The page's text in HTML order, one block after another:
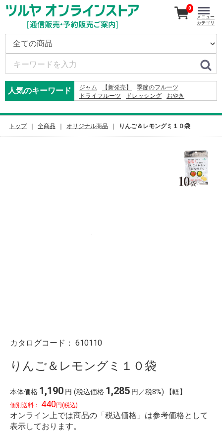
人気のキーワード ジャム 【新発売】
季節のフルーツ
ドライフルーツ
ドレッシング
おやき
2027
カレー コーヒー りんごかりんとう
2024
0
メニュー
カテゴリ
トップ 全商品 オリジナル商品 りんご＆レモングミ１０袋
カタログコード： 610110
りんご＆レモングミ１０袋
本体価格 1,190 円 (税込価格 1,285 円／税8%) 【軽】
個別送料： 440 円(税込)
オンライン上では商品の「税込価格」は参考価格として
表示しております。